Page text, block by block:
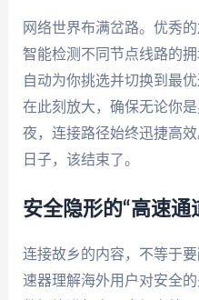
网络世界布满岔路。优秀
智能检测不同节点线路的
自动为你挑选并切换到最
在此刻放大，确保无论你
夜，连接路径始终迅捷高
日子，该结束了。
安全隐形的“高速通
连接故乡的内容，不等于
速器理解海外用户对安全